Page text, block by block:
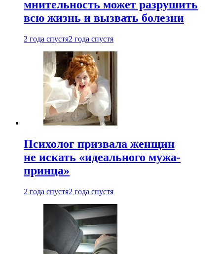
мнительность может разрушить
всю жизнь и вызвать болезни
2 года спустя2 года спустя
Психолог призвала женщин
не искать «идеального мужа-
принца»
2 года спустя2 года спустя